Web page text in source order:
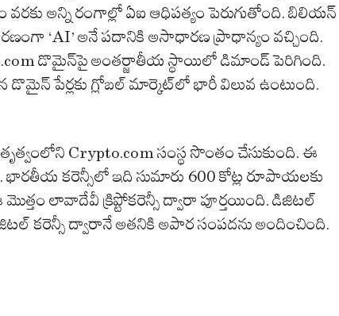
వరకు అన్ని రంగాల్లో ఏఐ ఆధిపత్యం పెరుగుతోంది. బిలియన్
‘AI’ అనే పదానికి అసాధారణ ప్రాధాన్యం వచ్చింది.
డొమైన్‌పై అంతర్జాతీయ స్థాయిలో డిమాండ్ పెరిగింది.
డొమైన్ పేర్లకు గ్లోబల్ మార్కెట్‌లో భారీ విలువ ఉంటుంది.
Crypto.com సంస్థ సొంతం చేసుకుంది. ఈ
భారతీయ కరెన్సీలో ఇది సుమారు 600 కోట్ల రూపాయలకు
లావాదేవీ క్రిప్టోకరెన్సీ ద్వారా పూర్తయింది. డిజిటల్
కరెన్సీ ద్వారానే అతనికి అపార సంపదను అందించింది.